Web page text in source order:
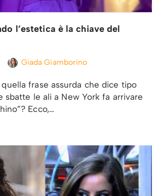
l’estetica è la chiave del
Giada Giamborino
frase assurda che dice tipo
sbatte le ali a New York fa arrivare
Ecco,…